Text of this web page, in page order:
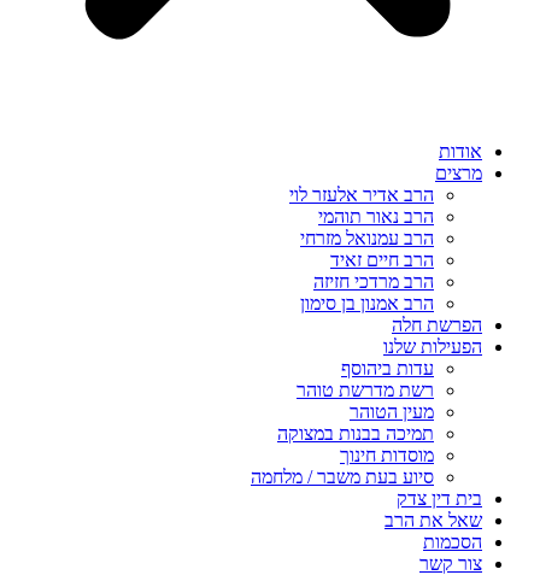
אודות
מרצים
הרב אדיר אלעזר לוי
הרב נאור תוהמי
הרב עמנואל מזרחי
הרב חיים זאיד
הרב מרדכי חזיזה
הרב אמנון בן סימון
הפרשת חלה
הפעילות שלנו
עדות ביהוסף
רשת מדרשת טוהר
מעין הטוהר
תמיכה בבנות במצוקה
מוסדות חינוך
סיוע בעת משבר / מלחמה
בית דין צדק
שאל את הרב
הסכמות
צור קשר